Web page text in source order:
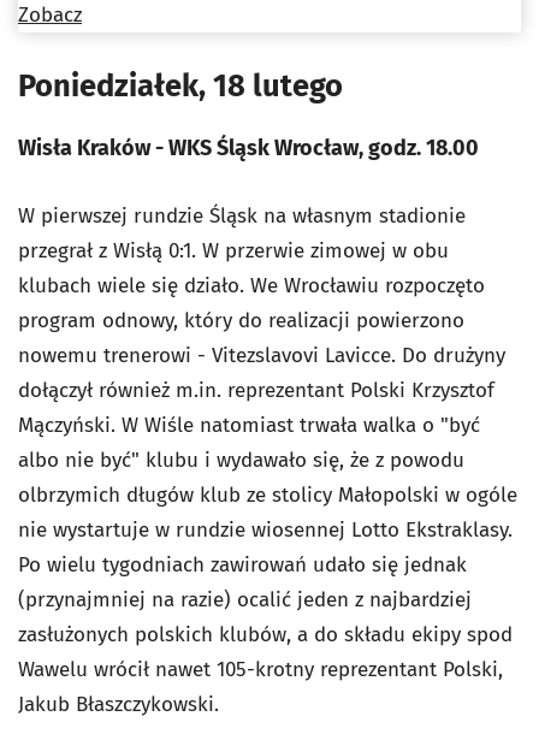
Zobacz
Poniedziałek, 18 lutego
Wisła Kraków - WKS Śląsk Wrocław, godz. 18.00
W pierwszej rundzie Śląsk na własnym stadionie
przegrał z Wisłą 0:1. W przerwie zimowej w obu
klubach wiele się działo. We Wrocławiu rozpoczęto
program odnowy, który do realizacji powierzono
nowemu trenerowi - Vitezslavovi Lavicce. Do drużyny
dołączył również m.in. reprezentant Polski Krzysztof
Mączyński. W Wiśle natomiast trwała walka o "być
albo nie być" klubu i wydawało się, że z powodu
olbrzymich długów klub ze stolicy Małopolski w ogóle
nie wystartuje w rundzie wiosennej Lotto Ekstraklasy.
Po wielu tygodniach zawirowań udało się jednak
(przynajmniej na razie) ocalić jeden z najbardziej
zasłużonych polskich klubów, a do składu ekipy spod
Wawelu wrócił nawet 105-krotny reprezentant Polski,
Jakub Błaszczykowski.